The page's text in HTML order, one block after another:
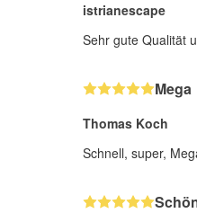
istrianescape
Sehr gute Qualität
Mega
Thomas Koch
Schnell, super,